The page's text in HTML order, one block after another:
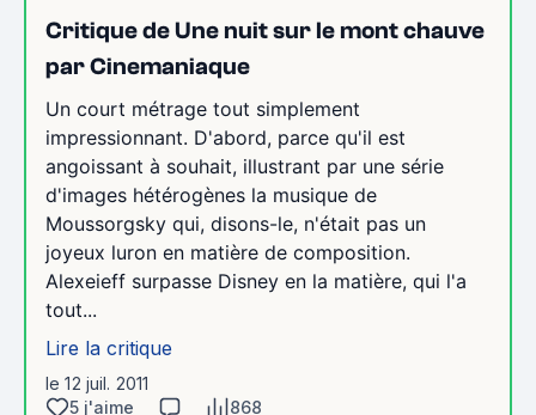
Critique de Une nuit sur le mont chauve
par Cinemaniaque
Un court métrage tout simplement
impressionnant. D'abord, parce qu'il est
angoissant à souhait, illustrant par une série
d'images hétérogènes la musique de
Moussorgsky qui, disons-le, n'était pas un
joyeux luron en matière de composition.
Alexeieff surpasse Disney en la matière, qui l'a
tout...
Lire la critique
le 12 juil. 2011
5 j'aime
868